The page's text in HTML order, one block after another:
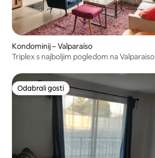
Kondominij – Valparaíso
Triplex s najboljim pogledom na Valparaiso
Odabrali gosti
Odabrali gosti